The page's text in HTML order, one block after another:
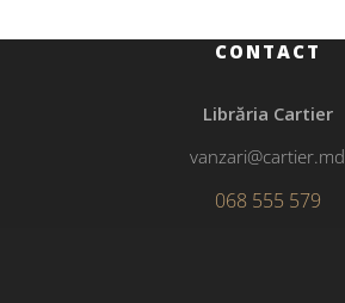
CONTACT
Librăria Cartier
vanzari@cartier.md
068 555 579